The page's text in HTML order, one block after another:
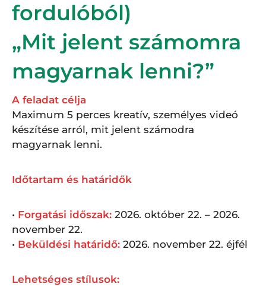
fordulóból)
„Mit jelent számomra
magyarnak lenni?”
A feladat célja
Maximum 5 perces kreatív, személyes videó
készítése arról, mit jelent számodra
magyarnak lenni.
Időtartam és határidők
• Forgatási időszak: 2026. október 22. – 2026.
november 22.
• Beküldési határidő: 2026. november 22. éjfél
Lehetséges stílusok: